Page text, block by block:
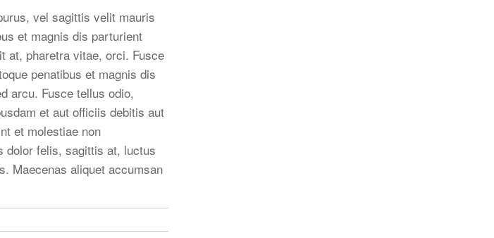
vel sagittis velit mauris
et magnis dis parturient
at, pharetra vitae, orci. Fusce
penatibus et magnis dis
arcu. Fusce tellus odio,
et aut officiis debitis aut
et molestiae non
dolor felis, sagittis at, luctus
Maecenas aliquet accumsan